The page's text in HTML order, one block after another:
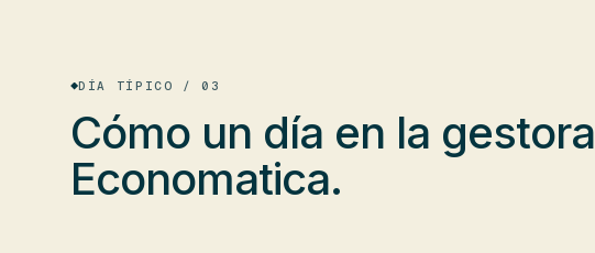
DÍA TÍPICO / 03
Cómo un día en la gestora
Economatica.